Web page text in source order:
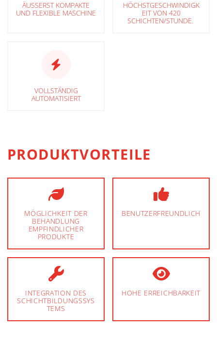
ÄUSSERST KOMPAKTE U
ND FLEXIBLE MASCHINE
HÖCHSTGESCHWINDIGK
EIT VON 420
SCHICHTEN/STUNDE.
VOLLSTÄNDIG
AUTOMATISIERT
PRODUKTVORTEILE
MÖGLICHKEIT DER
BEHANDLUNG
EMPFINDLICHER
PRODUKTE
BENUTZERFREUNDLICH
INTEGRATION DES
SCHICHTBILDUNGSSYS
TEMS
HOHE ERREICHBARKEIT